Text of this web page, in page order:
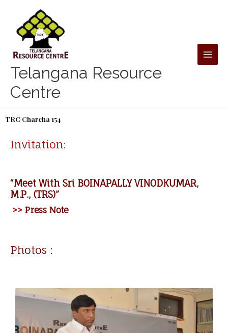
content
Telangana Resource
Centre
TRC Charcha 154
Invitation:
“Meet With Sri BOINAPALLY VINODKUMAR,
M.P., (TRS)”
>> Press Note
Photos :